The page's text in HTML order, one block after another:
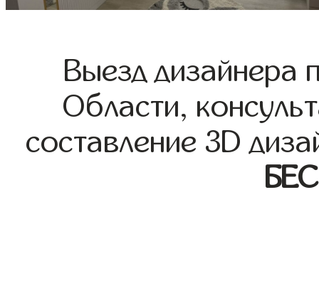
Выезд дизайнера
Области,
составление 3D